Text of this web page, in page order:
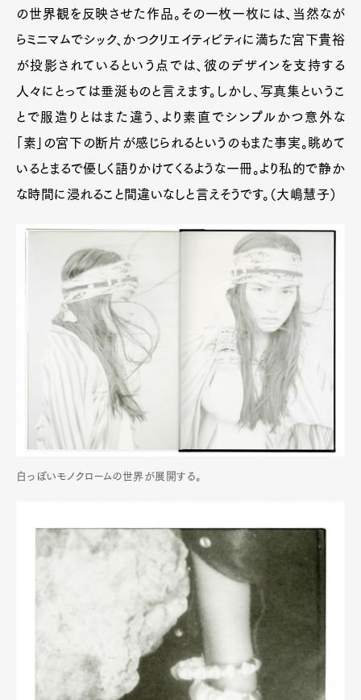
の世界観を反映させた作品。その一枚一枚には、当然なが
らミニマムでシック、かつクリエイティビティに満ちた宮下貴裕
が投影されているという点では、彼のデザインを支持する
人々にとっては垂涎ものと言えます。しかし、写真集というこ
とで服造りとはまた違う、より素直でシンプルかつ意外な
「素」の宮下の断片が感じられるというのもまた事実。眺めて
いるとまるで優しく語りかけてくるような一冊。より私的で静か
な時間に浸れること間違いなしと言えそうです。（大嶋慧子）
白っぽいモノクロームの世界が展開する。